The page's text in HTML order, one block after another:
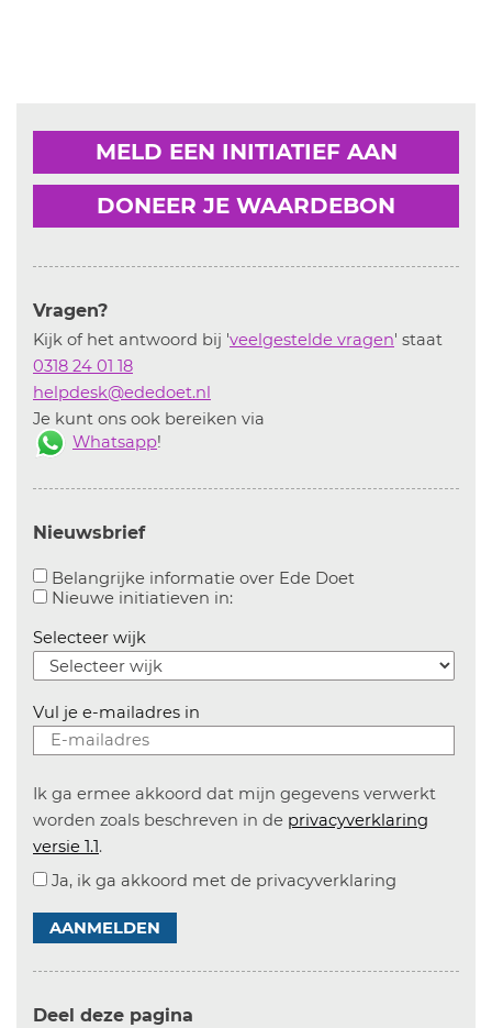
MELD EEN INITIATIEF AAN
DONEER JE WAARDEBON
Vragen?
Kijk of het antwoord bij 'veelgestelde vragen' staat
0318 24 01 18
helpdesk@ededoet.nl
Je kunt ons ook bereiken via
Whatsapp!
Nieuwsbrief
Belangrijke informatie over Ede Doet
Nieuwe initiatieven in:Aanvinken om informatie over
Selecteer wijk
Vul je e-mailadres in
Ik ga ermee akkoord dat mijn gegevens verwerkt
worden zoals beschreven in de privacyverklaring
versie 1.1.
Ja, ik ga akkoord met de privacyverklaring
AANMELDEN
Deel deze pagina